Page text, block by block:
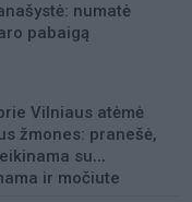
numatė
pabaigą
Vilniaus atėmė
žmones: pranešė,
su
ir močiute